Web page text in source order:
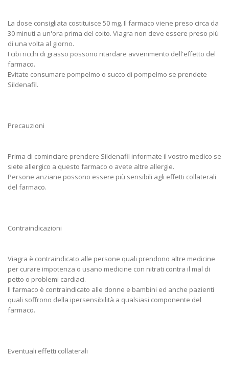
La dose consigliata costituisce 50 mg. Il farmaco viene preso circa da
30 minuti a un'ora prima del coito. Viagra non deve essere preso più
di una volta al giorno.
I cibi ricchi di grasso possono ritardare avvenimento dell'effetto del
farmaco.
Evitate consumare pompelmo o succo di pompelmo se prendete
Sildenafil.
Precauzioni
Prima di cominciare prendere Sildenafil informate il vostro medico se
siete allergico a questo farmaco o avete altre allergie.
Persone anziane possono essere più sensibili agli effetti collaterali
del farmaco.
Contraindicazioni
Viagra è contraindicato alle persone quali prendono altre medicine
per curare impotenza o usano medicine con nitrati contra il mal di
petto o problemi cardiaci.
Il farmaco è contraindicato alle donne e bambini ed anche pazienti
quali soffrono della ipersensibilità a qualsiasi componente del
farmaco.
Eventuali effetti collaterali